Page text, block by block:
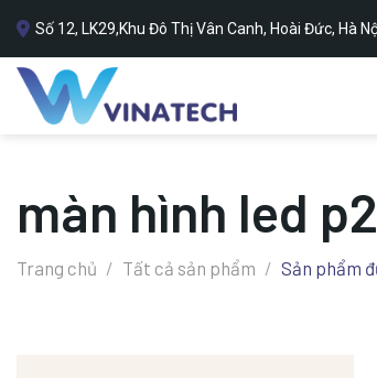
qua
nội
dung
Số 12, LK29,Khu Đô Thị Vân Canh, Hoài Đức, Hà
màn hình led
Trang chủ / Tất cả sản phẩm / Sản phẩm